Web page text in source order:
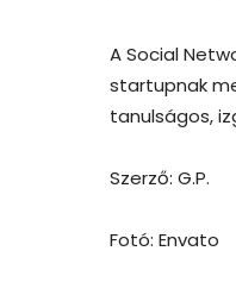
A Social
startupnak
tanulságos,
Szerző: G.P.
Fotó: Envato